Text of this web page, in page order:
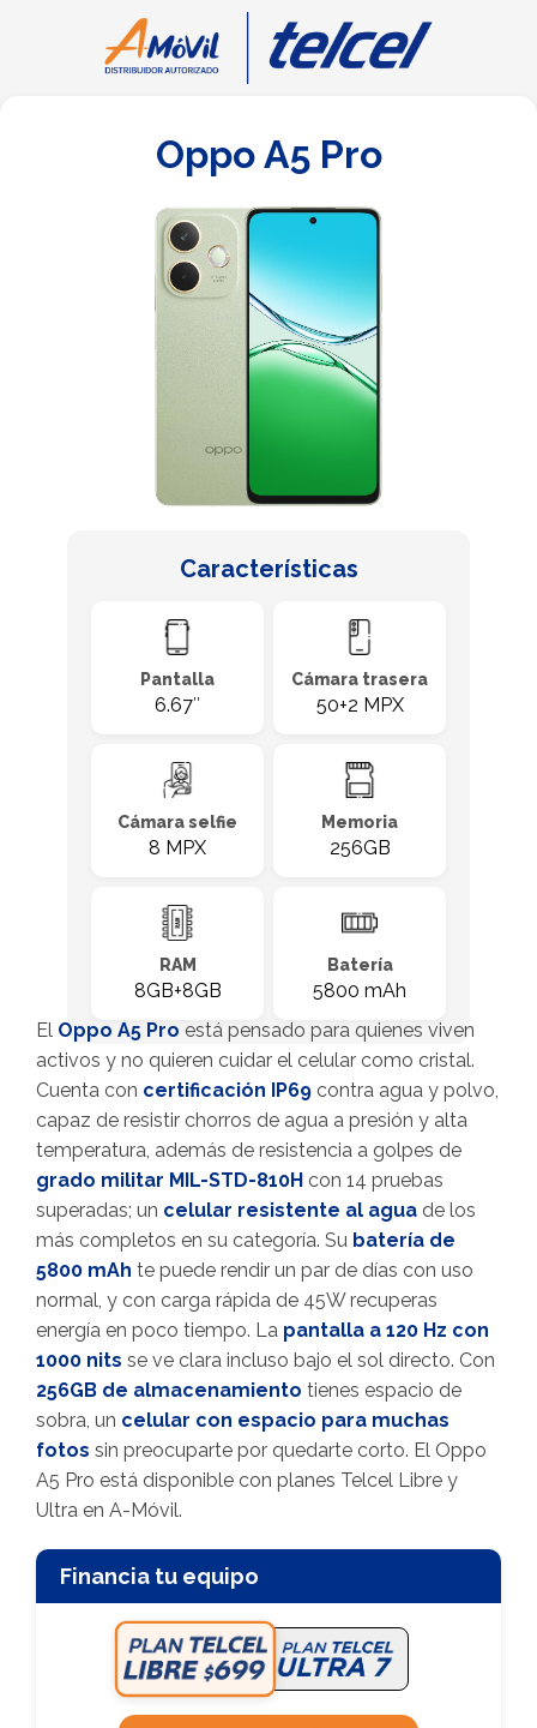
Oppo A5 Pro
Características
Pantalla
6.67″
Cámara trasera
50+2 MPX
Cámara selfie
8 MPX
Memoria
256GB
RAM
8GB+8GB
Batería
5800 mAh
El Oppo A5 Pro está pensado para quienes viven
activos y no quieren cuidar el celular como cristal.
Cuenta con certificación IP69 contra agua y polvo,
capaz de resistir chorros de agua a presión y alta
temperatura, además de resistencia a golpes de
grado militar MIL-STD-810H con 14 pruebas
superadas; un celular resistente al agua de los
más completos en su categoría. Su batería de
5800 mAh te puede rendir un par de días con uso
normal, y con carga rápida de 45W recuperas
energía en poco tiempo. La pantalla a 120 Hz con
1000 nits se ve clara incluso bajo el sol directo. Con
256GB de almacenamiento tienes espacio de
sobra, un celular con espacio para muchas
fotos sin preocuparte por quedarte corto. El Oppo
A5 Pro está disponible con planes Telcel Libre y
Ultra en A-Móvil.
Financia tu equipo